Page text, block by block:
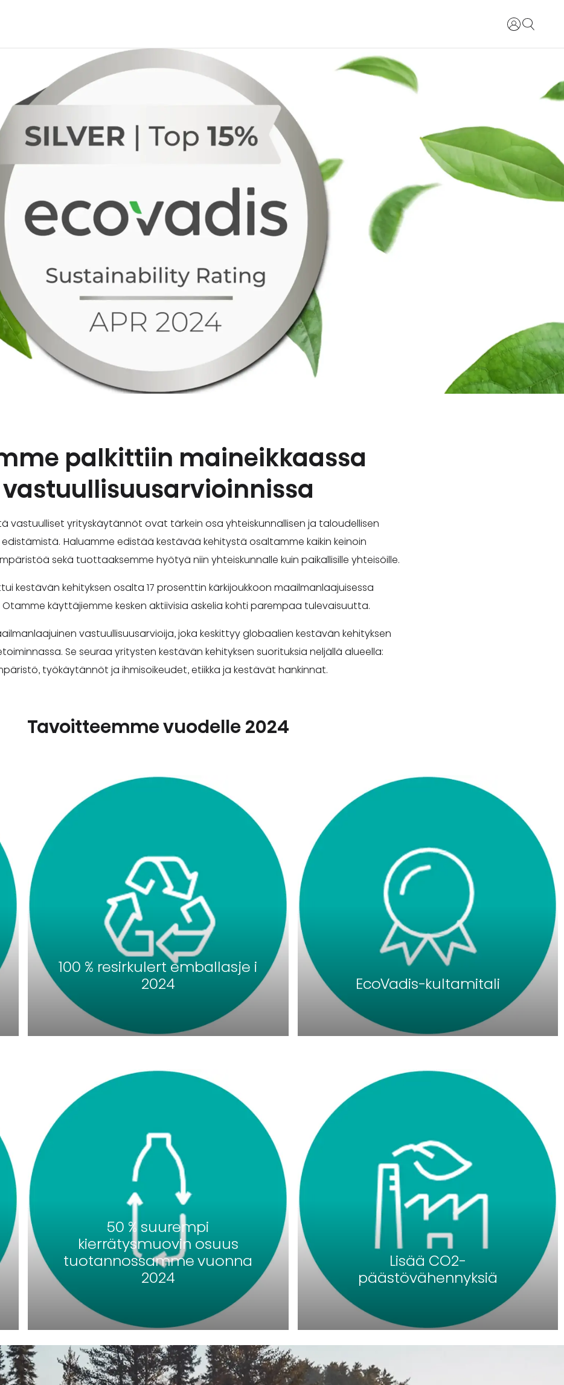
Kirjaudu
palkittiin maineikkaassa
vastuullisuusarvioinnissa
vastuulliset yrityskäytännöt ovat tärkein osa yhteiskunnallisen ja taloudellisen
edistämistä. Haluamme edistää kestävää kehitystä osaltamme kaikin keinoin
sekä tuottaaksemme hyötyä niin yhteiskunnalle kuin paikallisille yhteisöille.
kestävän kehityksen osalta 17 prosenttin kärkijoukkoon maailmanlaajuisessa
käyttäjiemme kesken aktiivisia askelia kohti parempaa tulevaisuutta.
vastuullisuusarvioija, joka keskittyy globaalien kestävän kehityksen
Se seuraa yritysten kestävän kehityksen suorituksia neljällä alueella:
työkäytännöt ja ihmisoikeudet, etiikka ja kestävät hankinnat.
Tavoitteemme vuodelle 2024
100 % resirkulert emballasje i
2024
EcoVadis-kultamitali
50 % suurempi
kierrätysmuovin osuus
tuotannossamme vuonna
2024
Lisää CO2-
päästövähennyksiä